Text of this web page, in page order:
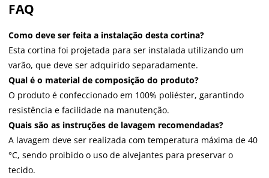
FAQ
Como deve ser feita a instalação desta cortina?
Esta cortina foi projetada para ser instalada utilizando um
varão, que deve ser adquirido separadamente.
Qual é o material de composição do produto?
O produto é confeccionado em 100% poliéster, garantindo
resistência e facilidade na manutenção.
Quais são as instruções de lavagem recomendadas?
A lavagem deve ser realizada com temperatura máxima de 40
°C, sendo proibido o uso de alvejantes para preservar o
tecido.